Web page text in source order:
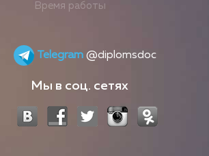
Время работы
Telegram @diplomsdoc
Мы в соц. сетях